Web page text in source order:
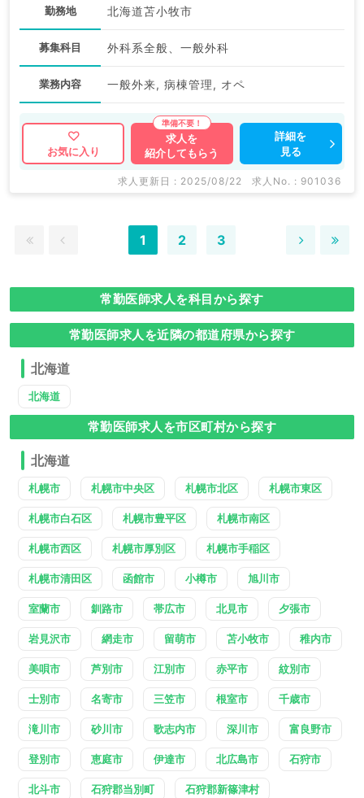
勤務地 北海道苫小牧市
募集科目 外科系全般、一般外科
業務内容 一般外来, 病棟管理, オペ
お気に入り
求人を
紹介してもらう
詳細を
見る
求人更新日 : 2025/08/22 求人No. : 901036
1 2 3
常勤医師求人を科目から探す
常勤医師求人を近隣の都道府県から探す
北海道
北海道
常勤医師求人を市区町村から探す
北海道
札幌市 札幌市中央区 札幌市北区 札幌市東区
札幌市白石区 札幌市豊平区 札幌市南区
札幌市西区 札幌市厚別区 札幌市手稲区
札幌市清田区 函館市 小樽市 旭川市
室蘭市 釧路市 帯広市 北見市 夕張市
岩見沢市 網走市 留萌市 苫小牧市 稚内市
美唄市 芦別市 江別市 赤平市 紋別市
士別市 名寄市 三笠市 根室市 千歳市
滝川市 砂川市 歌志内市 深川市 富良野市
登別市 恵庭市 伊達市 北広島市 石狩市
北斗市 石狩郡当別町 石狩郡新篠津村